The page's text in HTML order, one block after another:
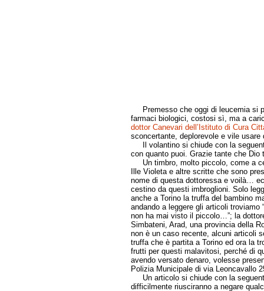
Premesso che oggi di leucemia si
farmaci biologici, costosi sì, ma a
dottor Canevari dell’Istituto di Cura
sconcertante, deplorevole e vile
Il volantino si chiude con la
con quanto puoi. Grazie tante che Dio
Un timbro, molto piccolo, come a
Ille Violeta e altre scritte che sono
nome di questa dottoressa e voilà…
cestino da questi imbroglioni. Solo
anche a Torino la truffa del bambino
andando a leggere gli articoli
non ha mai visto il piccolo…”; la
Simbateni, Arad, una provincia della
non è un caso recente, alcuni articoli
truffa che è partita a Torino ed ora la
frutti per questi malavitosi, perché di
avendo versato denaro, volesse
Polizia Municipale di via Leoncavallo
Un articolo si chiude con la
difficilmente riusciranno a negare